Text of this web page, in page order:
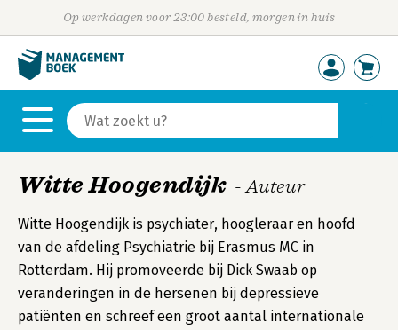
Op werkdagen voor 23:00 besteld, morgen in huis
Witte Hoogendijk - Auteur
Witte Hoogendijk is psychiater, hoogleraar en hoofd
van de afdeling Psychiatrie bij Erasmus MC in
Rotterdam. Hij promoveerde bij Dick Swaab op
veranderingen in de hersenen bij depressieve
patiënten en schreef een groot aantal internationale